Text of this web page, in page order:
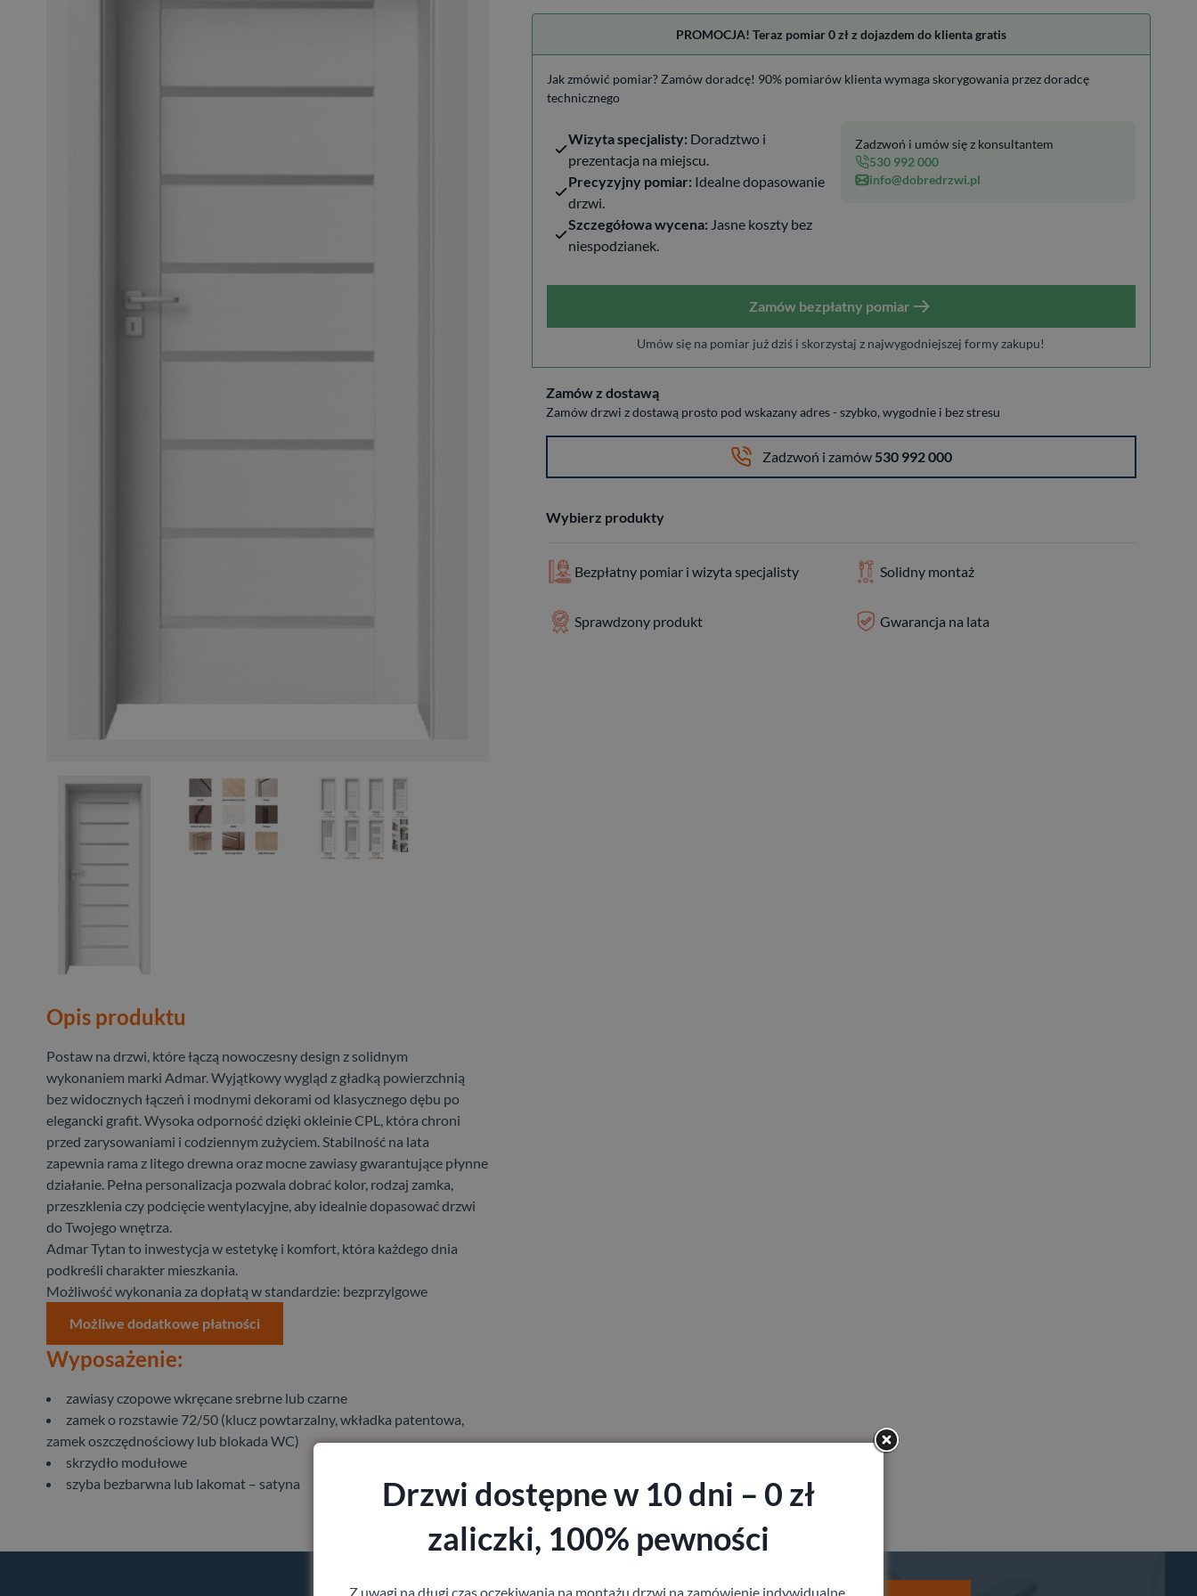
Opis produktu
Postaw na drzwi, które łączą nowoczesny design z solidnym
wykonaniem marki Admar. Wyjątkowy wygląd z gładką powierzchnią
bez widocznych łączeń i modnymi dekorami od klasycznego dębu po
elegancki grafit. Wysoka odporność dzięki okleinie CPL, która chroni
przed zarysowaniami i codziennym zużyciem. Stabilność na lata
zapewnia rama z litego drewna oraz mocne zawiasy gwarantujące płynne
działanie. Pełna personalizacja pozwala dobrać kolor, rodzaj zamka,
przeszklenia czy podcięcie wentylacyjne, aby idealnie dopasować drzwi
do Twojego wnętrza.
Admar Tytan to inwestycja w estetykę i komfort, która każdego dnia
podkreśli charakter mieszkania.
Możliwość wykonania za dopłatą w standardzie: bezprzylgowe
Możliwe dodatkowe płatności
Wyposażenie:
zawiasy czopowe wkręcane srebrne lub czarne
zamek o rozstawie 72/50 (klucz powtarzalny, wkładka patentowa,
zamek oszczędnościowy lub blokada WC)
skrzydło modułowe
szyba bezbarwna lub lakomat – satyna
PROMOCJA! Teraz pomiar 0 zł z dojazdem do klienta gratis
Jak zmówić pomiar? Zamów doradcę! 90% pomiarów klienta wymaga skorygowania przez doradcę
technicznego
Wizyta specjalisty: Doradztwo i
prezentacja na miejscu.
Precyzyjny pomiar: Idealne dopasowanie
drzwi.
Szczegółowa wycena: Jasne koszty bez
niespodzianek.
Zadzwoń i umów się z konsultantem
530 992 000
info@dobredrzwi.pl
Zamów bezpłatny pomiar
Umów się na pomiar już dziś i skorzystaj z najwygodniejszej formy zakupu!
Zamów z dostawą
Zamów drzwi z dostawą prosto pod wskazany adres - szybko, wygodnie i bez stresu
Zadzwoń i zamów 530 992 000
Wybierz produkty
Bezpłatny pomiar i wizyta specjalisty Solidny montaż
Sprawdzony produkt Gwarancja na lata
Drzwi dostępne w 10 dni – 0 zł
zaliczki, 100% pewności
Z uwagi na długi czas oczekiwania na montażu drzwi na zamówienie indywidualne,